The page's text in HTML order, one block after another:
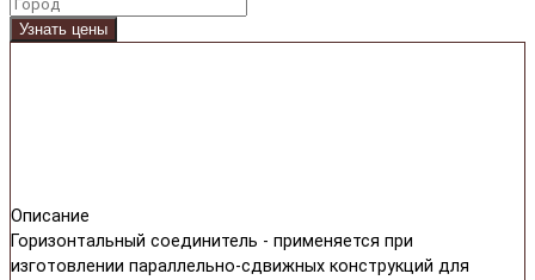
Узнать цены
Описание
Горизонтальный соединитель - применяется при
изготовлении параллельно-сдвижных конструкций для